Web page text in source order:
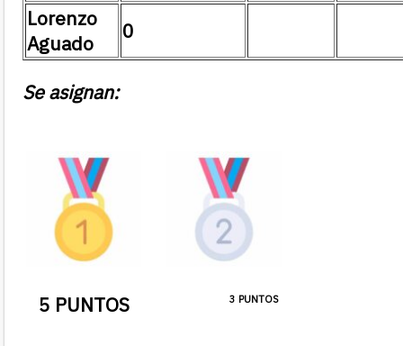
Lorenzo
Aguado
0
Se asignan:
5 PUNTOS 3 PUNTOS